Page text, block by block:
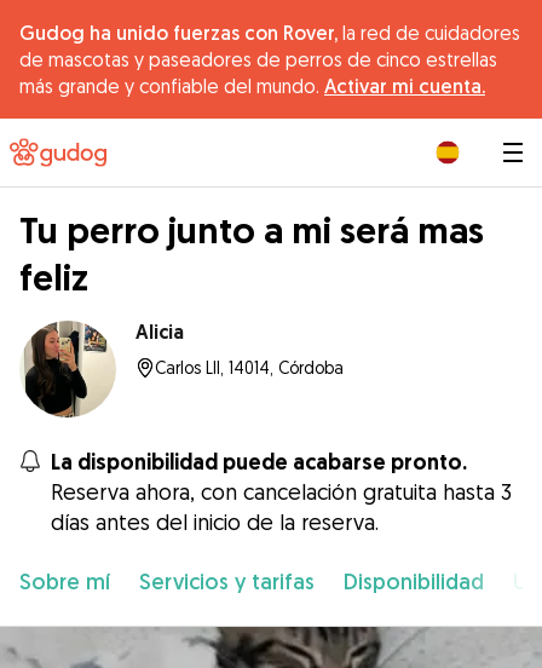
Gudog ha unido fuerzas con Rover, la red de cuidadores
de mascotas y paseadores de perros de cinco estrellas
más grande y confiable del mundo. Activar mi cuenta.
Tu perro junto a mi será mas
feliz
Alicia
Carlos Lll, 14014, Córdoba
La disponibilidad puede acabarse pronto.
Reserva ahora, con cancelación gratuita hasta 3
días antes del inicio de la reserva.
Sobre mí Servicios y tarifas Disponibilidad